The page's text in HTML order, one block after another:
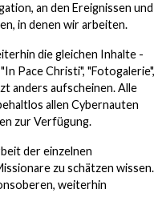
an den Ereignissen und
in denen wir arbeiten.
die gleichen Inhalte -
Pace Christi", "Fotogalerie",
anders aufscheinen. Alle
allen Cybernauten
zur Verfügung.
der einzelnen
zu schätzen wissen.
weiterhin